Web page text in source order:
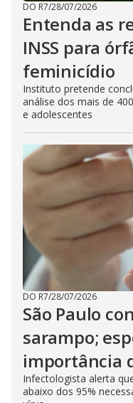
DO R7/28/07/2026
Entenda as
INSS para
feminicídio
Instituto pretende
análise dos mais de
e adolescentes
DO R7/28/07/2026
São Paulo
sarampo;
importância
Infectologista alerta
abaixo dos 95%